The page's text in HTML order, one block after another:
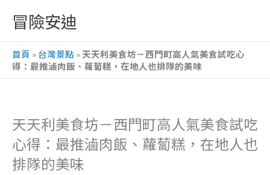
主
冒險安迪
首頁 »台灣景點»天天利美食坊－西門町高人氣美食試吃心
得：最推滷肉飯、蘿蔔糕，在地人也排隊的美味
天天利美食坊－西門町高人氣美食試吃
心得：最推滷肉飯、蘿蔔糕，在地人也
排隊的美味